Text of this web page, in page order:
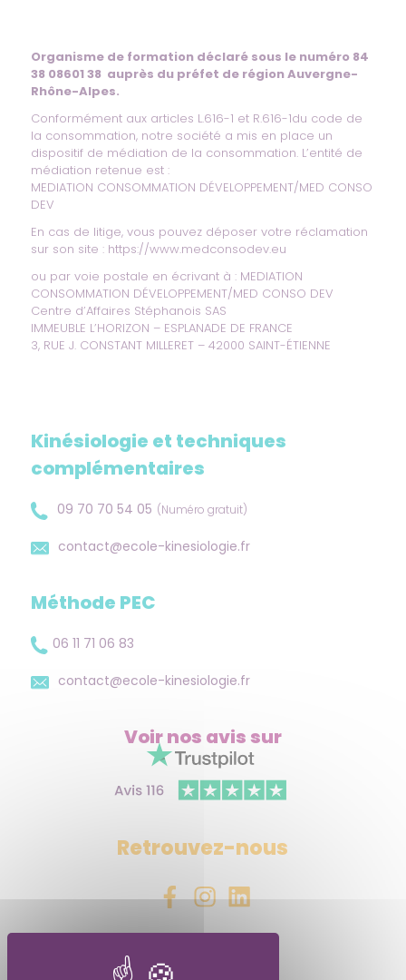
Organisme de formation déclaré sous le numéro 84
38 08601 38 auprès du préfet de région Auvergne-
Rhône-Alpes.
Conformément aux articles L.616-1 et R.616-1du code de
la consommation, notre société a mis en place un
dispositif de médiation de la consommation. L’entité de
médiation retenue est :
MEDIATION CONSOMMATION DÉVELOPPEMENT/MED CONSO
DEV
En cas de litige, vous pouvez déposer votre réclamation
sur son site : https://www.medconsodev.eu
ou par voie postale en écrivant à : MEDIATION
CONSOMMATION DÉVELOPPEMENT/MED CONSO DEV
Centre d’Affaires Stéphanois SAS
IMMEUBLE L’HORIZON – ESPLANADE DE FRANCE
3, RUE J. CONSTANT MILLERET – 42000 SAINT-ÉTIENNE
Kinésiologie et techniques
complémentaires
09 70 70 54 05 (Numéro gratuit)
contact@ecole-kinesiologie.fr
Méthode PEC
06 11 71 06 83
contact@ecole-kinesiologie.fr
Voir nos avissur
Retrouvez-nous